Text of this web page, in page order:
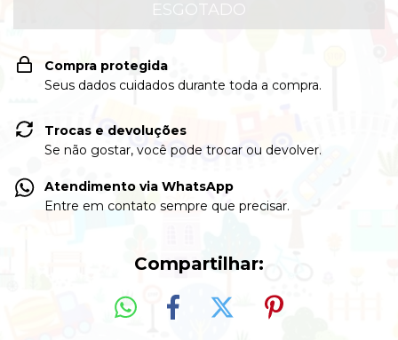
Compra protegida
Seus dados cuidados durante toda a compra.
Trocas e devoluções
Se não gostar, você pode trocar ou devolver.
Atendimento via WhatsApp
Entre em contato sempre que precisar.
Compartilhar: